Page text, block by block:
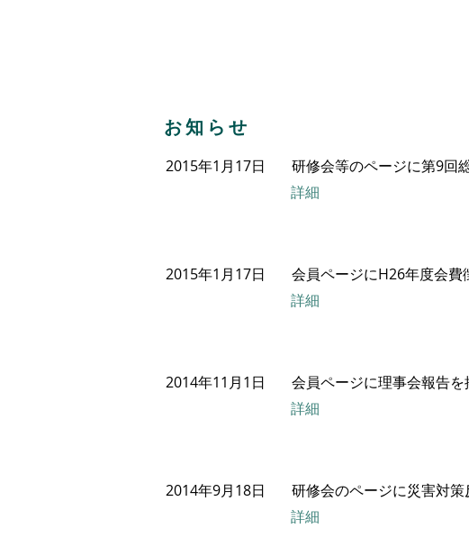
​お知らせ
2015年1月17日 研修会等のページに第9回
詳細
2015年1月17日 会員ページにH26年度会費
詳細
2014年11月1日 会員ページに理事会報告を
詳細
2014年9月18日 研修会のページに災害対
詳細